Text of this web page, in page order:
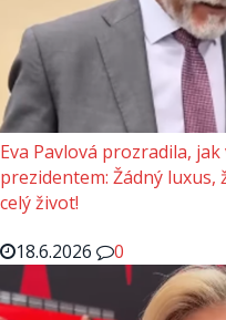
Eva Pavlová prozradila,
prezidentem: Žádný luxus,
celý život!
18.6.2026
0